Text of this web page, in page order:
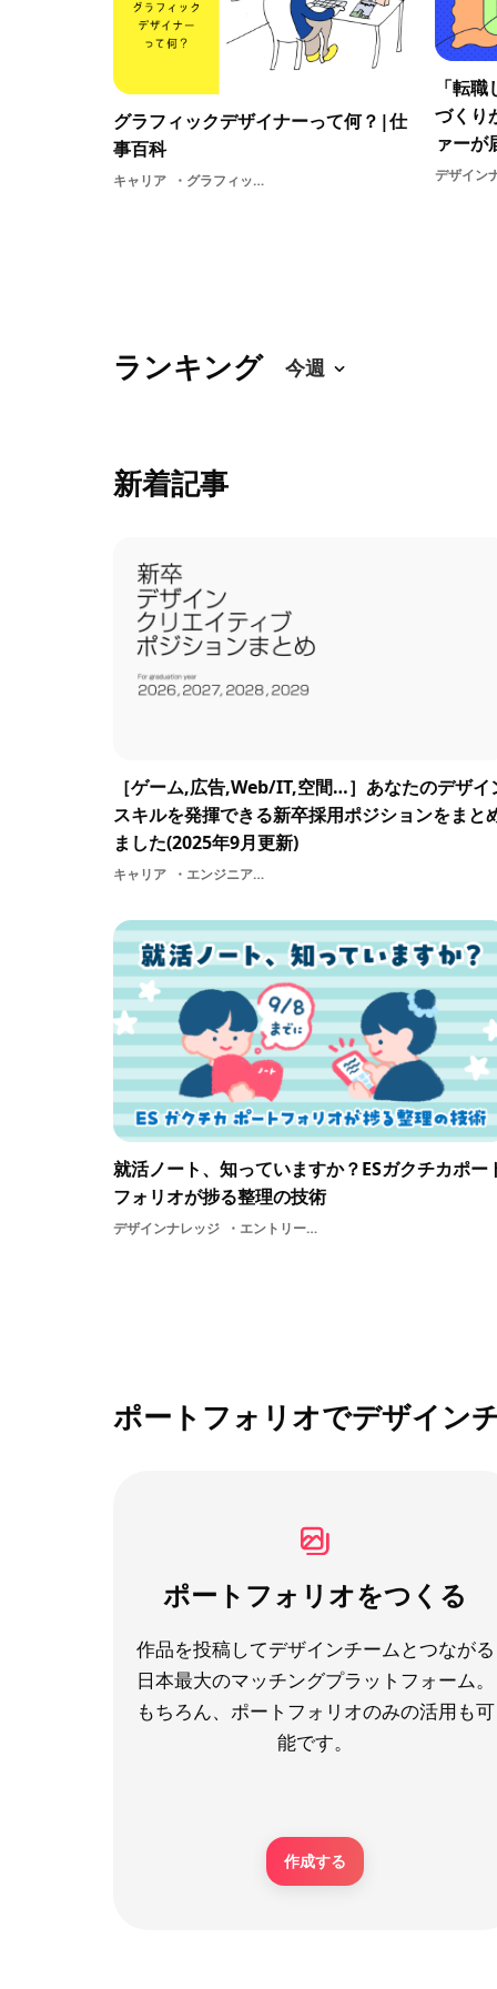
グラフィックデザイナーって何？|仕
事百科
キャリア グラフィックデザイナー
「転
づくり
ァーが
デザイン
ランキング
新着記事
［ゲーム,広告,Web/IT,空間…］あなたのデザイ
スキルを発揮できる新卒採用ポジションをまと
ました(2025年9月更新)
キャリア エンジニアプランナーUI/UX編集空間デザインプロダクトデザイナー3DCGデザイナーゲームUIデザイナー2DイラストレーターUIUXデザイナープログラマーグラフィックデザイン
就活ノート、知っていますか？ESガクチカポー
フォリオが捗る整理の技術
デザインナレッジ エントリーシート自己分析デザイナー就活スケジュール面接対策
ポートフォリオでデザイン
ポートフォリオをつくる
作品を投稿してデザインチームとつながる
日本最大のマッチングプラットフォーム。
もちろん、ポートフォリオのみの活用も可
能です。
作成する